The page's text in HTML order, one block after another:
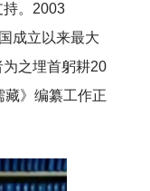
持。2003
成立以来最大
之埋首躬耕20
藏》编纂工作正